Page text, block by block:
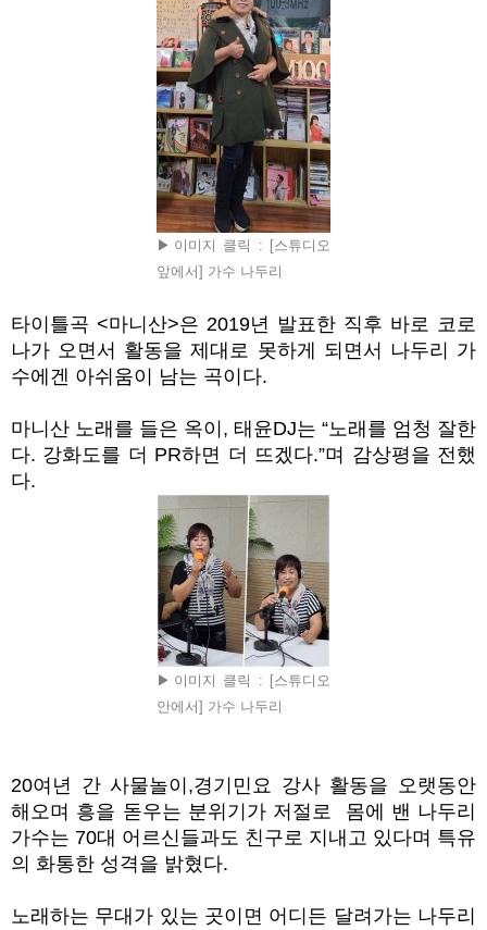
▶이미지 클릭 : [스튜디오
앞에서] 가수 나두리
타이틀곡 <마니산>은 2019년 발표한 직후 바로 코로
나가 오면서 활동을 제대로 못하게 되면서 나두리 가
수에겐 아쉬움이 남는 곡이다.
마니산 노래를 들은 옥이, 태윤DJ는 “노래를 엄청 잘한
다. 강화도를 더 PR하면 더 뜨겠다.”며 감상평을 전했
다.
▶이미지 클릭 : [스튜디오
안에서] 가수 나두리
20여년 간 사물놀이 ,경기민요 강사 활동을 오랫동안
해오며 흥을 돋우는 분위기가 저절로 몸에 밴 나두리
가수는 70대 어르신들과도 친구로 지내고 있다며 특유
의 화통한 성격을 밝혔다.
노래하는 무대가 있는 곳이면 어디든 달려가는 나두리